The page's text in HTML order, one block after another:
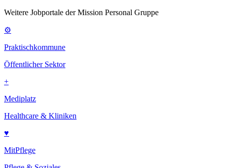
Weitere Jobportale der Mission Personal Gruppe
⚙
Praktischkommune
Öffentlicher Sektor
+
Mediplatz
Healthcare & Kliniken
♥
MitPflege